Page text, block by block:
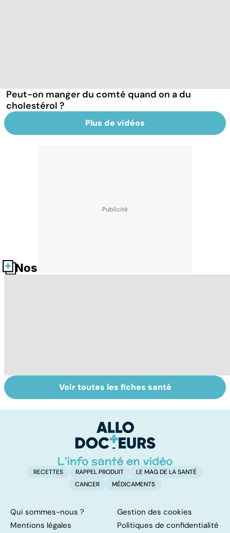
Peut-on manger du comté quand on a du
cholestérol ?
Plus de vidéos
Nos fiches santé
Le TDAH, un
trouble de
hyperactivité
Accident
vasculaire
également
touché
Voir toutes les fiches santé
RECETTES RAPPEL PRODUIT
LE MAG DE LA SANTÉ
CANCER
MÉDICAMENTS
Qui sommes-nous ?
Gestion des cookies
Mentions légales
Politiques de confidentialité